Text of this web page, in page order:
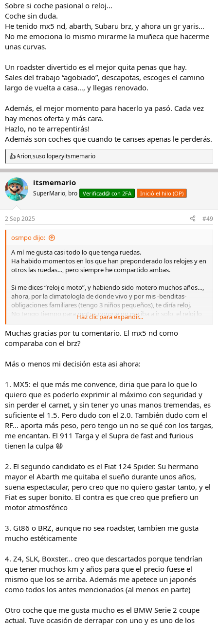
Sobre si coche pasional o reloj…
Coche sin duda.
He tenido mx5 nd, abarth, Subaru brz, y ahora un gr yaris…
No me emociona lo mismo mirarme la muñeca que hacerme
unas curvas.
Un roadster divertido es el mejor quita penas que hay.
Sales del trabajo “agobiado”, descapotas, escoges el camino
largo de vuelta a casa…, y llegas renovado.
Además, el mejor momento para hacerlo ya pasó. Cada vez
hay menos oferta y más cara.
Hazlo, no te arrepentirás!
Además son coches que cuando te canses apenas le perderás.
R
e
c
c
i
e
s
Arion,suso lopezyitsmemario
itsmemario
SuperMario, bro Verificad@ con 2FA Inició el hilo (OP)
2 Sep 2025 #49
osmpo dijo:
A mí me gusta casi todo lo que tenga ruedas.
Ha habido momentos en los que han preponderado los relojes y en
otros las ruedas…, pero siempre he compartido ambas.
Si me dices “reloj o moto”, y habiendo sido motero muchos años…,
ahora, por la climatología de donde vivo y por mis -benditas-
obligaciones familiares (tengo 3 niños pequeños), te diría reloj.
No tengo tiempo para motos porque no me iba a ir solo, el reloj lo
usas a diario, no tiene costes asociados y no te pone en riesgo (voy
viejo, supongo)…
Sobre si coche pasional o reloj…
He tenido mx5 nd, abarth, Subaru brz, y ahora un gr yaris…
curvas.
Un roadster divertido es el mejor quita penas que hay.
Sales del trabajo “agobiado”, descapotas, escoges el camino largo
de vuelta a casa…, y llegas renovado.
Además, el mejor momento para hacerlo ya pasó. Cada vez hay
menos oferta y más cara.
Además son coches que cuando te canses apenas le perderás.
Haz clic para expandir...
Muchas gracias por tu comentario. El mx5 nd como
comparaba con el brz?
Más o menos mi decisión esta asi ahora:
1. MX5: el que más me convence, diria que para lo que lo
quiero que es poderlo exprimir al máximo con seguridad y
sin perder el carnet, y sin tener yo unas manos tremendas, es
suficiente el 1.5. Pero dudo con el 2.0. También dudo com el
RF... aporta más peso, pero tengo un no se qué con los targas,
me encantan. El 911 Targa y el Supra de fast and furious
tienen la culpa 😆
2. El segundo candidato es el Fiat 124 Spider. Su hermano
mayor el Abarth me quitaba el sueño durante unos años,
suena espectacular, pero creo que no quiero gastar tanto, y el
Fiat es super bonito. El contra es que creo que prefiero un
motor atmosférico
3. Gt86 o BRZ, aunque no sea roadster, tambien me gusta
mucho estéticamente
4. Z4, SLK, Boxster... creo que descartados porque tendrían
que tener muchos km y años para que el precio fuese el
mismo que los se arriba. Además me apetece un japonés
como todos los antes mencionados (al menos en parte)
Otro coche que me gusta mucho es el BMW Serie 2 coupe
actual. Tuve ocasión de derrapar con uno y es uno de los